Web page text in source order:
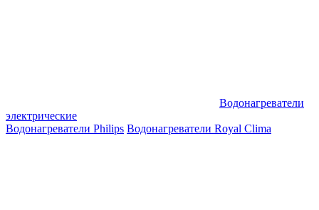
Водонагреватели
электрические
Водонагреватели Philips Водонагреватели Royal Clima